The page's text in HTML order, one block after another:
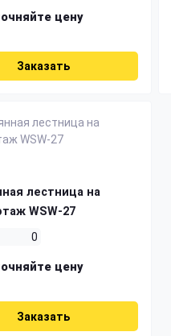
цену
Заказать
лестница на
WSW-27
0
цену
Заказать